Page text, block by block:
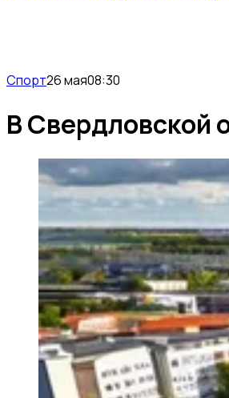
Спорт26 мая08:30
В Свердловской